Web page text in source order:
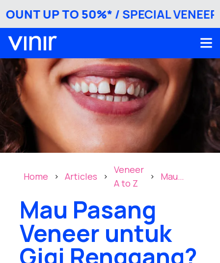
UP TO 50%*/ SPECIAL VENEER
Home > Articles >
Veneer
A to Z
>
Mau
Gigi
Renggang?
Ini Info
Mau Pasang
Veneer untuk
Gigi Renggang?